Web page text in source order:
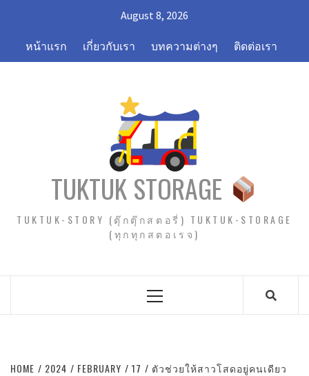
content
August 8, 2026
หน้าแรก เกี่ยวกับเรา บทความต่างๆ ติดต่อเรา
TUKTUK STORAGE
TUKTUK-STORY (ตุ๊กตุ๊กสตอรี่) TUKTUK-STORAGE
(ทุกทุกสตอเรจ)
Primary
HOME 2024 FEBRUARY 17
ตัวช่วยให้สาวโสดอยู่คนเดียว